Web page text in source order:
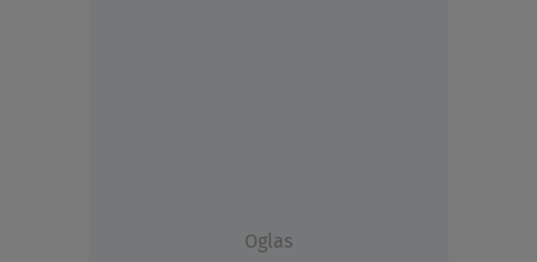
Oglas